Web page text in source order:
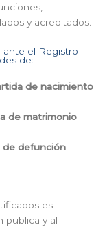
y acreditados.
ante el Registro
de:
de nacimiento
de matrimonio
defunción
es
publica y al